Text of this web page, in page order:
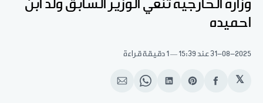
وزارة الخارجية تنعي الوزير السابق ولد ابن
احميده
31-08-2025 عند 15:39 1 دقيقة قراءة
𝕏
انشر
Shareانشر
Shareانشر